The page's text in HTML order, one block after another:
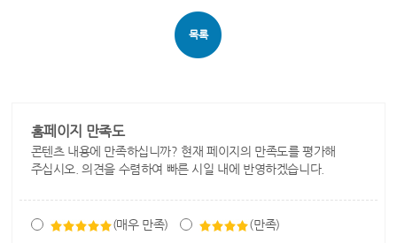
목록
홈페이지 만족도
콘텐츠 내용에 만족하십니까? 현재 페이지의 만족도를 평가해
주십시오. 의견을 수렴하여 빠른 시일 내에 반영하겠습니다.
(매우 만족) (만족)